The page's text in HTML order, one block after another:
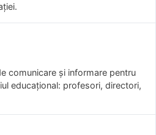
comunicare și informare pentru
educațional: profesori, directori,